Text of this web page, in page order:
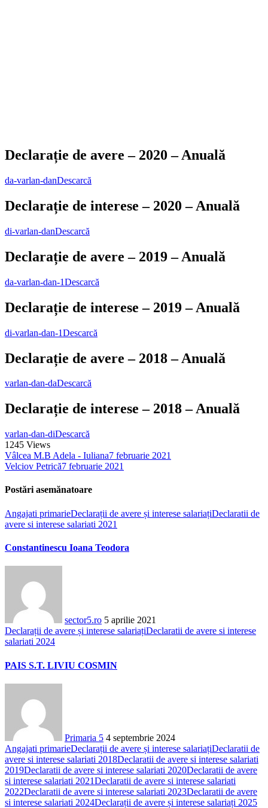
Declarație de avere – 2020 – Anuală
da-varlan-danDescarcă
Declarație de interese – 2020 – Anuală
di-varlan-danDescarcă
Declarație de avere – 2019 – Anuală
da-varlan-dan-1Descarcă
Declarație de interese – 2019 – Anuală
di-varlan-dan-1Descarcă
Declarație de avere – 2018 – Anuală
varlan-dan-daDescarcă
Declarație de interese – 2018 – Anuală
varlan-dan-diDescarcă
1245 Views
Vâlcea M.B Adela - Iuliana7 februarie 2021
Velciov Petrică7 februarie 2021
Postări asemănatoare
Angajati primarieDeclarații de avere și interese salariațiDeclaratii de
avere si interese salariati 2021
Constantinescu Ioana Teodora
sector5.ro 5 aprilie 2021
Declarații de avere și interese salariațiDeclaratii de avere si interese
salariati 2024
PAIS S.T. LIVIU COSMIN
Primaria 5 4 septembrie 2024
Angajati primarieDeclarații de avere și interese salariațiDeclaratii de
avere si interese salariati 2018Declaratii de avere si interese salariati
2019Declaratii de avere si interese salariati 2020Declaratii de avere
si interese salariati 2021Declaratii de avere si interese salariati
2022Declaratii de avere si interese salariati 2023Declaratii de avere
si interese salariati 2024Declarații de avere și interese salariați 2025